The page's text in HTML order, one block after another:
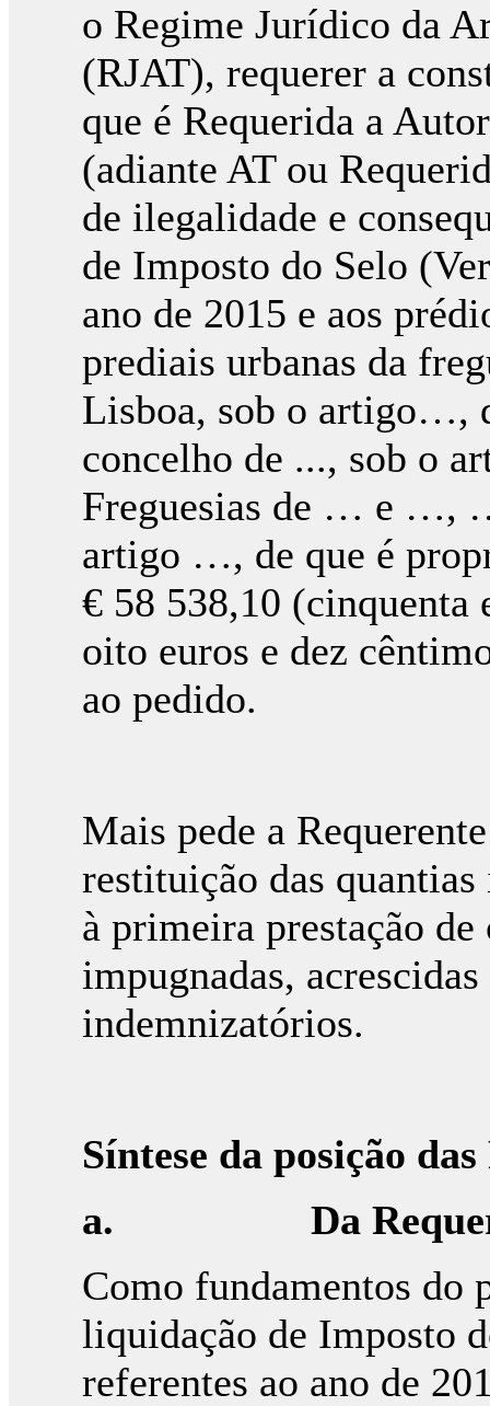
o Regime Jurídico da
(RJAT), requerer a
que é Requerida a
(adiante AT ou
de ilegalidade e
de Imposto do Selo
ano de 2015 e aos
prediais urbanas da
Lisboa, sob o artigo…,
concelho de ..., sob o
Freguesias de … e …,
artigo …, de que é
€ 58 538,10
oito euros e dez
ao pedido.
Mais pede a
restituição das
à primeira prestação
impugnadas,
indemnizatórios.
Síntese da posição
a.Da
Como fundamentos do
liquidação de Imposto
referentes ao ano de